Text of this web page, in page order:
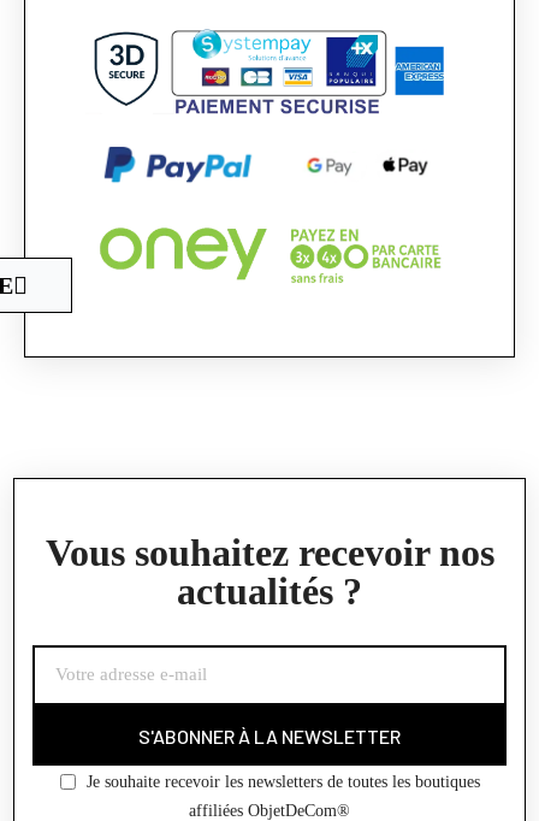
Vous souhaitez recevoir nos
actualités ?
S'ABONNER À LA NEWSLETTER
Je souhaite recevoir les newsletters de toutes les boutiques
affiliées ObjetDeCom®